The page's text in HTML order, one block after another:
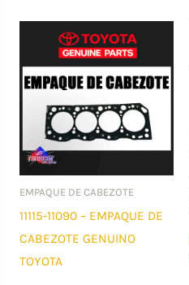
EMPAQUE DE CABEZOTE
11115-11090 – EMPAQUE DE
CABEZOTE GENUINO
TOYOTA